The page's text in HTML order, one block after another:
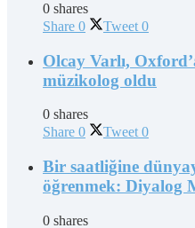
0 shares
Share 0 Tweet 0
Olcay Varlı,
müzikolog oldu
0 shares
Share 0 Tweet 0
Bir saatliğine
öğrenmek: Diyalog
0 shares